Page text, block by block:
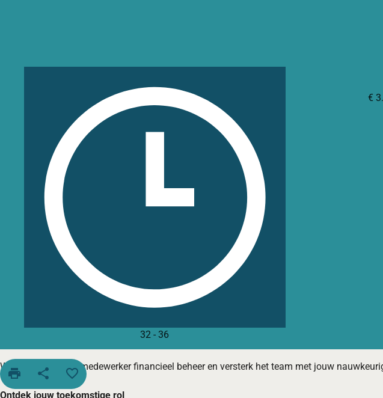
32-36
€
print share favorite_border
Word onze nieuwe medewerker financieel beheer en versterk het team met jouw
Ontdek jouw toekomstige rol